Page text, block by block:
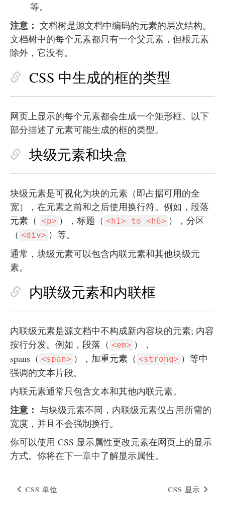
等。
注意： 文档树是源文档中编码的元素的层次结构。
文档树中的每个元素都只有一个父元素，但根元素
除外，它没有。
CSS 中生成的框的类型
网页上显示的每个元素都会生成一个矩形框。以下
部分描述了元素可能生成的框的类型。
块级元素和块盒
块级元素是可视化为块的元素（即占据可用的全
宽），在元素之前和之后使用换行符。例如，段落
元素（
<p> ），标题（ <h1> to <h6> ），分区
（ <div> ）等。
通常，块级元素可以包含内联元素和其他块级元
素。
内联级元素和内联框
内联级元素是源文档中不构成新内容块的元素; 内容
按行分发。例如，段落（ <em> ），
spans（ <span> ），加重元素（ <strong> ）等中
强调的文本片段。
内联元素通常只包含文本和其他内联元素。
注意： 与块级元素不同，内联级元素仅占用所需的
宽度，并且不会强制换行。
你可以使用 CSS 显示属性更改元素在网页上的显示
方式。你将在下一章中了解显示属性。
CSS 显示
CSS 单位